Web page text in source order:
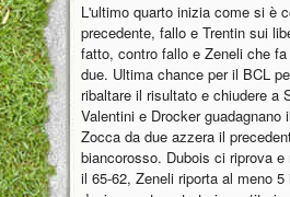
L'ultimo quarto inizia come si è
precedente, fallo e Trentin sui
fatto, contro fallo e Zeneli che
due. Ultima chance per il BCL
ribaltare il risultato e chiudere a
Valentini e Drocker guadagnano
Zocca da due azzera il
biancorosso. Dubois ci riprova
il 65-62, Zeneli riporta al meno